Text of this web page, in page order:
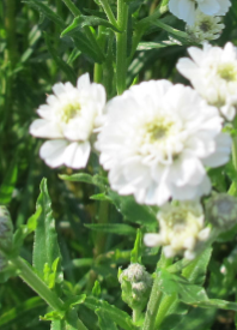
de discussie